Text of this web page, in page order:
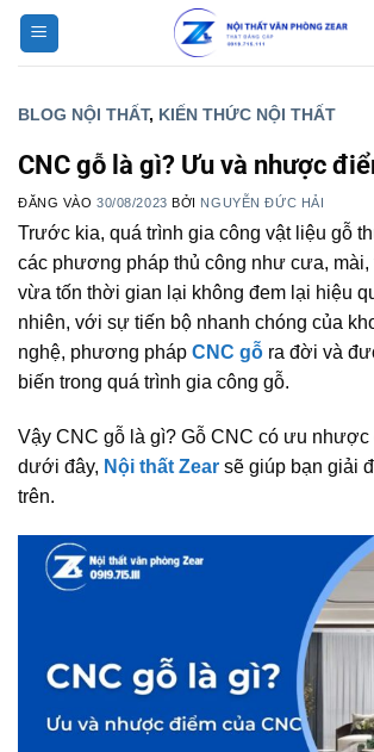
Bỏ
qua
nội
BLOG NỘI THẤT, KIẾN THỨC NỘI THẤT
CNC gỗ là gì? Ưu và nhược
ĐĂNG VÀO30/08/2023 BỞI NGUYỄN ĐỨC HẢI
Trước kia, quá trình gia công vật liệu gỗ
các phương pháp thủ công như cưa,
vừa tốn thời gian lại không đem lại hiệu
nhiên, với sự tiến bộ nhanh chóng của
nghệ, phương pháp CNC gỗ ra đời và
biến trong quá trình gia công gỗ.
Vậy CNC gỗ là gì? Gỗ CNC có ưu nhược
dưới đây, Nội thất Zear sẽ giúp bạn giải
trên.